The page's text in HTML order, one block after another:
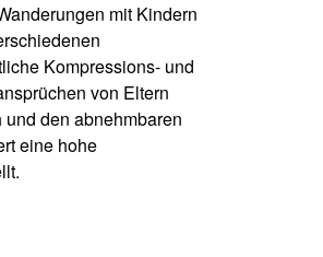
mit Kindern
Kompressions- und
von Eltern
den abnehmbaren
eine hohe